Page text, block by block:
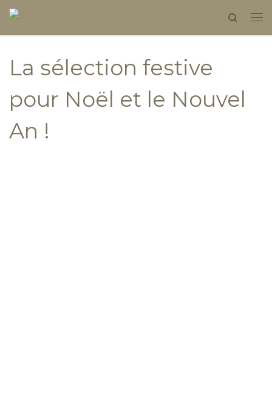
Skip to content Search
La sélection festive
pour Noël et le Nouvel
An !